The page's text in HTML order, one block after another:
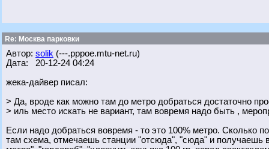
Re: Москва парковки
Автор: solik (---.pppoe.mtu-net.ru)
Дата: 20-12-24 04:24
жека-дайвер писал:
> Да, вроде как можно там до метро добраться достаточно
> иль место искать не вариант, там вовремя надо быть ,
Если надо добраться вовремя - то это 100% метро. Сколько
там схема, отмечаешь станции "отсюда", "сюда" и получаешь